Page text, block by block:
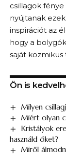
csillagok
nyújtanak
inspirációt az
hogy a
saját
Ön is
Milyen
Miért olyan
Kristályok
használd őket?
Miről